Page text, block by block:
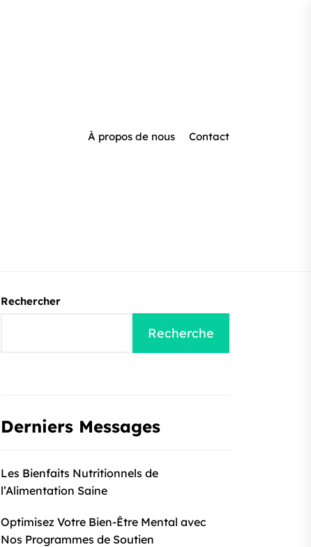
À propos de nous Contact
Rechercher
Recherche
Derniers Messages
Les Bienfaits Nutritionnels de
l’Alimentation Saine
Optimisez Votre Bien-Être Mental avec
Nos Programmes de Soutien